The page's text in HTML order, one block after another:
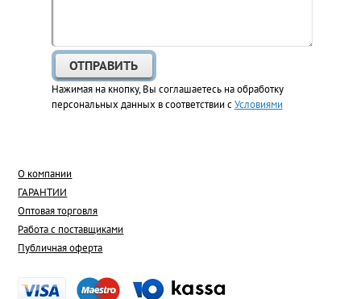
Нажимая на кнопку, Вы соглашаетесь на обработку
персональных данных в соответствии сУсловиями
О компании
ГАРАНТИИ
Оптовая торговля
Работа с поставщиками
Публичная оферта